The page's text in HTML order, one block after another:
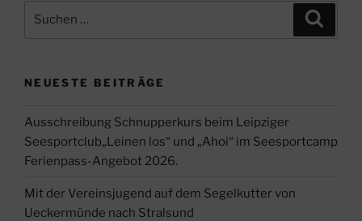
NEUESTE BEITRÄGE
Ausschreibung Schnupperkurs beim Leipziger
Seesportclub„Leinen los“ und „Ahoi“ im Seesportcamp
Ferienpass-Angebot 2026.
Mit der Vereinsjugend auf dem Segelkutter von
Ueckermünde nach Stralsund